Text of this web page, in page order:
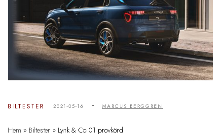
BILTESTER 2021-05-16 - MARCUS BERGGREN
Hem » Biltester » Lynk & Co 01 provkörd